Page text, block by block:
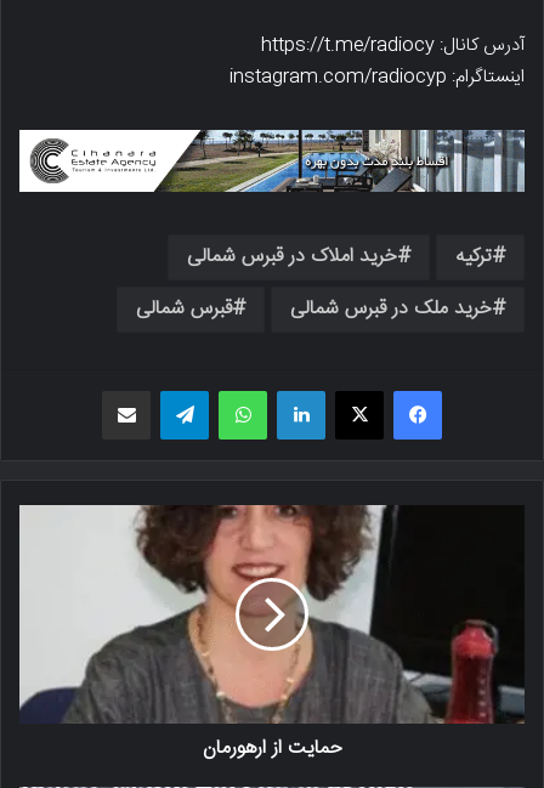
آدرس کانال: https://t.me/radiocy
اینستاگرام: instagram.com/radiocyp
ترکیه
خرید املاک در قبرس شمالی
خرید ملک در قبرس شمالی
قبرس شمالی
فیسبوک X لینکدین واتس اپ
حمایت از ارهورمان